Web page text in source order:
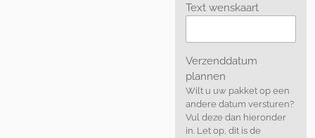
Text wenskaart
Verzenddatum
plannen
Wilt u uw pakket op een
andere datum versturen?
Vul deze dan hieronder
in. Let op, dit is de